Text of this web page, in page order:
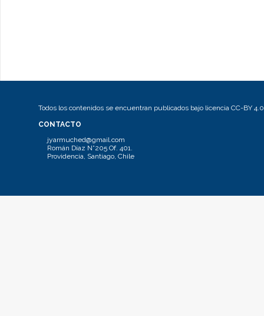
Todos los contenidos se encuentran publicados bajo licencia CC-BY 4.0
CONTACTO
jyarmuched@gmail.com
Román Díaz N°205 Of. 401.
Providencia, Santiago, Chile